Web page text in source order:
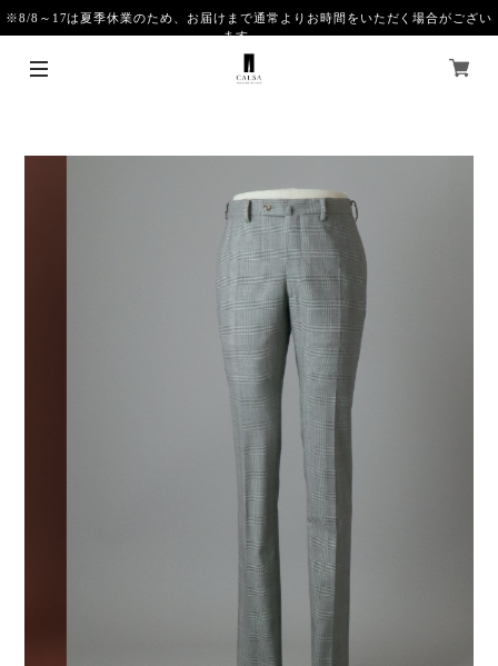
※8/8～17は夏季休業のため、お届けまで通常よりお時間をいただく場合がござい
ます。